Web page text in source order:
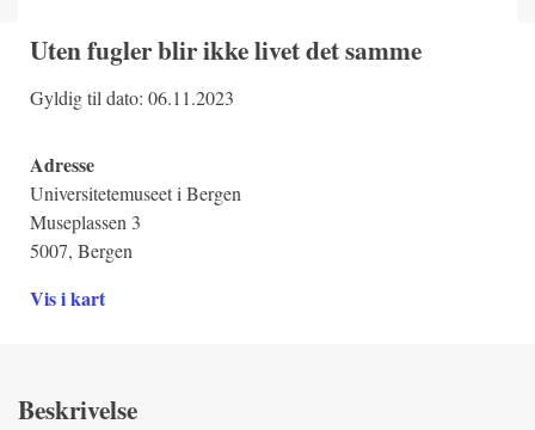
Uten fugler blir ikke livet det samme
Gyldig til dato: 06.11.2023
Adresse
Universitetemuseet i Bergen
Museplassen 3
5007, Bergen
Vis i kart
Beskrivelse